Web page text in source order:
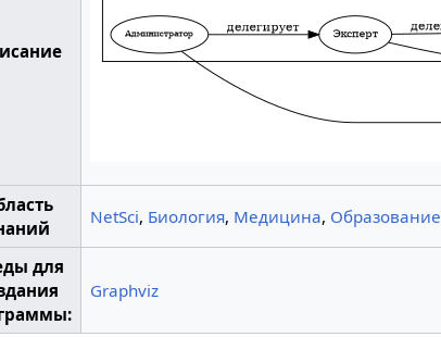
NetSci, Биология, Медицина, Образование
для
Graphviz